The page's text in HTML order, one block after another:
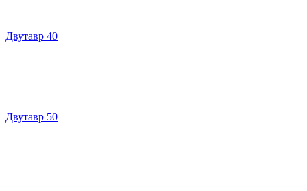
Двутавр 40
Двутавр 50